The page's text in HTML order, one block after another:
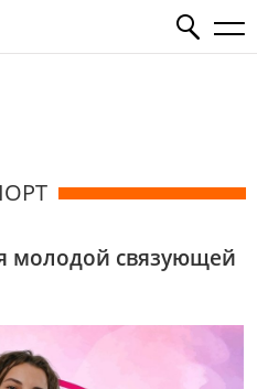
молодой связующей